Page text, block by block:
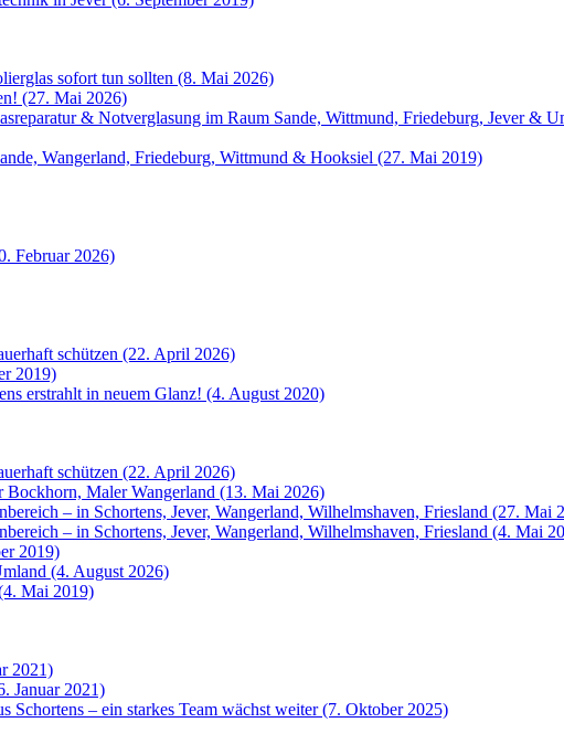
sofort tun sollten (8. Mai 2026)
(27. Mai 2026)
& Notverglasung im Raum Sande, Wittmund, Friedeburg, Jever &
Wangerland, Friedeburg, Wittmund & Hooksiel (27. Mai 2019)
Februar 2026)
schützen (22. April 2026)
2019)
erstrahlt in neuem Glanz! (4. August 2020)
schützen (22. April 2026)
Maler Wangerland (13. Mai 2026)
– in Schortens, Jever, Wangerland, Wilhelmshaven, Friesland (27. Mai
– in Schortens, Jever, Wangerland, Wilhelmshaven, Friesland (4. Mai
2019)
(4. August 2026)
Mai 2019)
2021)
Januar 2021)
Schortens – ein starkes Team wächst weiter (7. Oktober 2025)